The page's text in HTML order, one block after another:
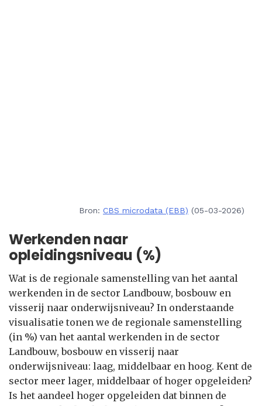
Bron: CBS microdata (EBB) (05-03-2026)
Werkenden naar
opleidingsniveau (%)
Wat is de regionale samenstelling van het aantal
werkenden in de sector Landbouw, bosbouw en
visserij naar onderwijsniveau? In onderstaande
visualisatie tonen we de regionale samenstelling
(in %) van het aantal werkenden in de sector
Landbouw, bosbouw en visserij naar
onderwijsniveau: laag, middelbaar en hoog. Kent de
sector meer lager, middelbaar of hoger opgeleiden?
Is het aandeel hoger opgeleiden dat binnen de